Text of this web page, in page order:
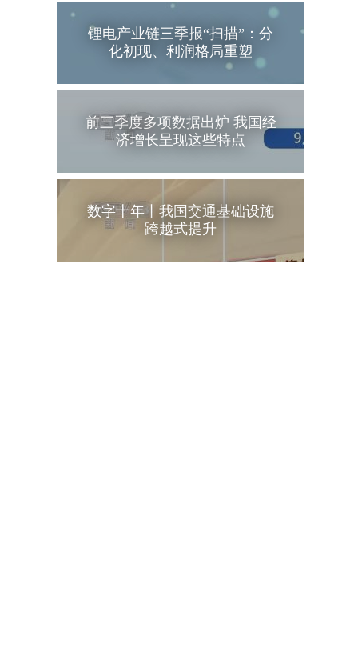
锂电产业链三季报“扫描”：分
化初现、利润格局重塑
前三季度多项数据出炉 我国经
济增长呈现这些特点
数字十年丨我国交通基础设施
跨越式提升